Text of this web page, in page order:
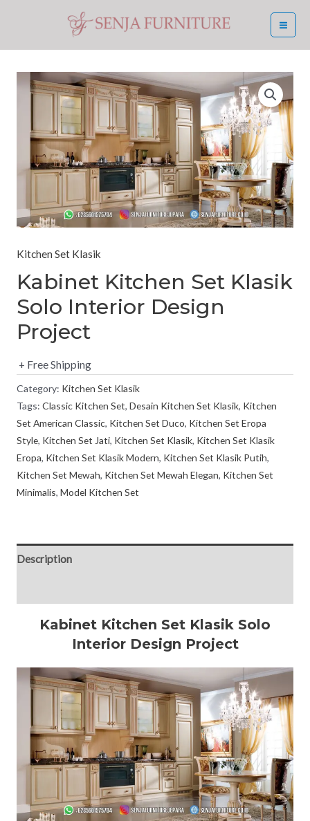
content
Kitchen Set Klasik
Kabinet Kitchen Set Klasik
Solo Interior Design
Project
+ Free Shipping
Category: Kitchen Set Klasik
Tags: Classic Kitchen Set, Desain Kitchen Set Klasik, Kitchen
Set American Classic, Kitchen Set Duco, Kitchen Set Eropa
Style, Kitchen Set Jati, Kitchen Set Klasik, Kitchen Set Klasik
Eropa, Kitchen Set Klasik Modern, Kitchen Set Klasik Putih,
Kitchen Set Mewah, Kitchen Set Mewah Elegan, Kitchen Set
Minimalis, Model Kitchen Set
Description
Kabinet Kitchen Set Klasik Solo
Interior Design Project